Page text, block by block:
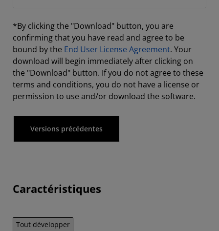
*By clicking the "Download" button, you are
confirming that you have read and agree to be
bound by the End User License Agreement. Your
download will begin immediately after clicking on
the "Download" button. If you do not agree to these
terms and conditions, you do not have a license or
permission to use and/or download the software.
Versions précédentes
Caractéristiques
Tout développer